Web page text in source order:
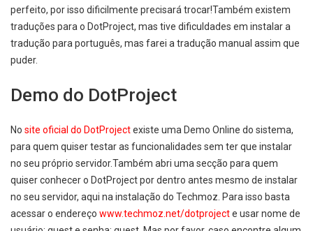
perfeito, por isso dificilmente precisará trocar!Também existem
traduções para o DotProject, mas tive dificuldades em instalar a
tradução para português, mas farei a tradução manual assim que
puder.
Demo do DotProject
No site oficial do DotProjectexiste uma Demo Online do sistema,
para quem quiser testar as funcionalidades sem ter que instalar
no seu próprio servidor.Também abri uma secção para quem
quiser conhecer o DotProject por dentro antes mesmo de instalar
no seu servidor, aqui na instalação do Techmoz. Para isso basta
acessar o endereço www.techmoz.net/dotprojecte usar nome de